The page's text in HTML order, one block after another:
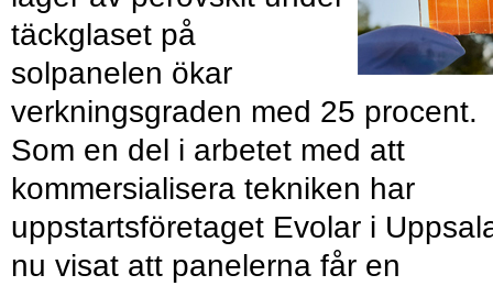
täckglaset på
solpanelen ökar
verkningsgraden med 25 procent.
Som en del i arbetet med att
kommersialisera tekniken har
uppstartsföretaget Evolar i
nu visat att panelerna får en